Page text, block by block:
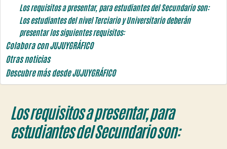
Los requisitos a presentar, para estudiantes del Secundario son:
Los estudiantes del nivel Terciario y Universitario deberán
presentar los siguientes requisitos:
Colabora con JUJUYGRÁFICO
Otras noticias
Descubre más desde JUJUYGRÁFICO
Los requisitos a presentar, para
estudiantes del Secundario son: